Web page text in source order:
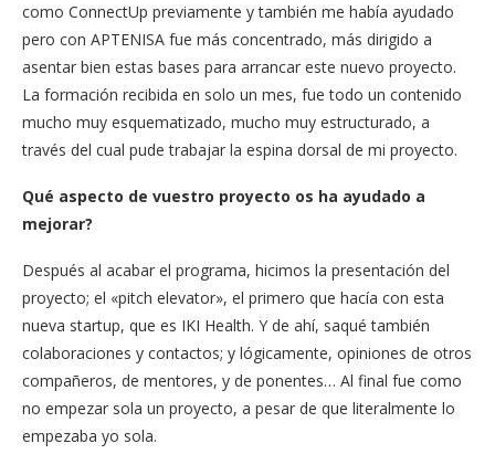
como ConnectUp previamente y también me había ayudado
pero con APTENISA fue más concentrado, más dirigido a
asentar bien estas bases para arrancar este nuevo proyecto.
La formación recibida en solo un mes, fue todo un contenido
mucho muy esquematizado, mucho muy estructurado, a
través del cual pude trabajar la espina dorsal de mi proyecto.
Qué aspecto de vuestro proyecto os ha ayudado a
mejorar?
Después al acabar el programa, hicimos la presentación del
proyecto; el «pitch elevator», el primero que hacía con esta
nueva startup, que es IKI Health. Y de ahí, saqué también
colaboraciones y contactos; y lógicamente, opiniones de otros
compañeros, de mentores, y de ponentes… Al final fue como
no empezar sola un proyecto, a pesar de que literalmente lo
empezaba yo sola.